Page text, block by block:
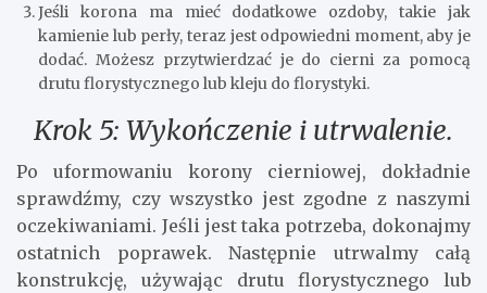
Jeśli korona ma mieć dodatkowe ozdoby, takie jak
kamienie lub perły, teraz jest odpowiedni moment, aby je
dodać. Możesz przytwierdzać je do cierni za pomocą
drutu florystycznego lub kleju do florystyki.
Krok 5: Wykończenie i utrwalenie.
Po uformowaniu korony cierniowej, dokładnie
sprawdźmy, czy wszystko jest zgodne z naszymi
oczekiwaniami. Jeśli jest taka potrzeba, dokonajmy
ostatnich poprawek. Następnie utrwalmy całą
konstrukcję, używając drutu florystycznego lub